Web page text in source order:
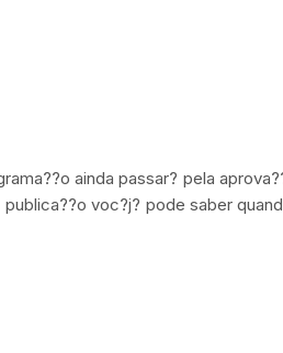
ainda passar? pela
voc?j? pode saber